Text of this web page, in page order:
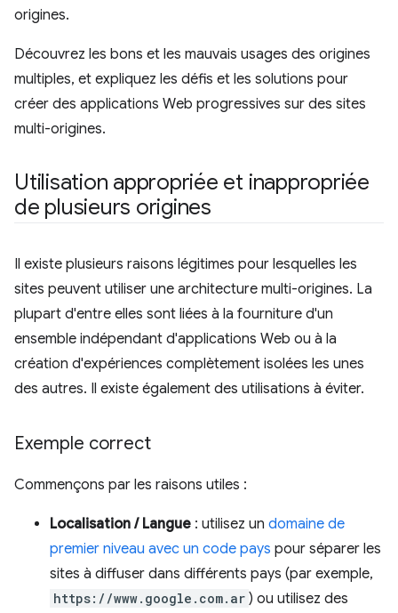
origines.
Découvrez les bons et les mauvais usages des origines
multiples, et expliquez les défis et les solutions pour
créer des applications Web progressives sur des sites
multi-origines.
Utilisation appropriée et inappropriée
de plusieurs origines
Il existe plusieurs raisons légitimes pour lesquelles les
sites peuvent utiliser une architecture multi-origines. La
plupart d'entre elles sont liées à la fourniture d'un
ensemble indépendant d'applications Web ou à la
création d'expériences complètement isolées les unes
des autres. Il existe également des utilisations à éviter.
Exemple correct
Commençons par les raisons utiles :
Localisation / Langue : utilisez un domaine de
premier niveau avec un code pays pour séparer les
sites à diffuser dans différents pays (par exemple,
https://www.google.com.ar ) ou utilisez des